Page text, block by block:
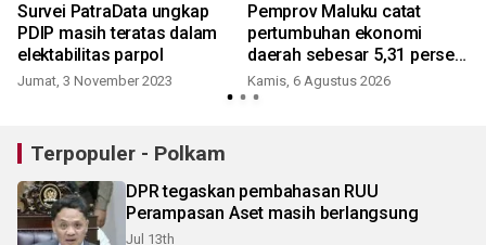
Survei PatraData ungkap
PDIP masih teratas dalam
elektabilitas parpol
Jumat, 3 November 2023
Pemprov Maluku catat
pertumbuhan ekonomi
daerah sebesar 5,31 persen
yoy triwulan II 2026
Kamis, 6 Agustus 2026
Terpopuler - Polkam
DPR tegaskan pembahasan RUU
Perampasan Aset masih berlangsung
Jul 13th